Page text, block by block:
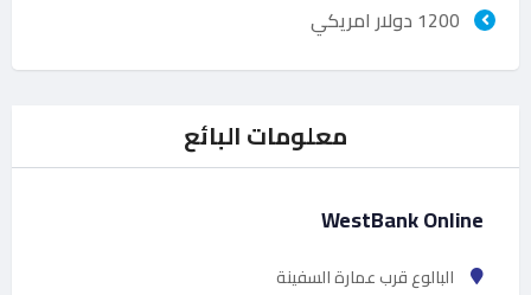
1200 دولار امريكي
معلومات البائع
WestBank Online
البالوع قرب عمارة السفينة